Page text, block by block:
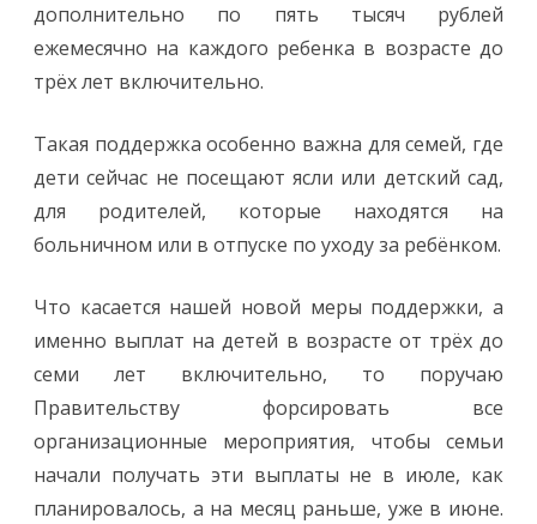
дополнительно по пять тысяч рублей
ежемесячно на каждого ребенка в возрасте до
трёх лет включительно.
Такая поддержка особенно важна для семей, где
дети сейчас не посещают ясли или детский сад,
для родителей, которые находятся на
больничном или в отпуске по уходу за ребёнком.
Что касается нашей новой меры поддержки, а
именно выплат на детей в возрасте от трёх до
семи лет включительно, то поручаю
Правительству форсировать все
организационные мероприятия, чтобы семьи
начали получать эти выплаты не в июле, как
планировалось, а на месяц раньше, уже в июне.